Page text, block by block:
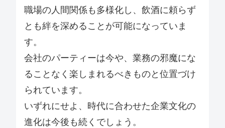
職場の人間関係も多様化し、飲酒に頼らず
とも絆を深めることが可能になっていま
す。
会社のパーティーは今や、業務の邪魔にな
ることなく楽しまれるべきものと位置づけ
られています。
いずれにせよ、時代に合わせた企業文化の
進化は今後も続くでしょう。